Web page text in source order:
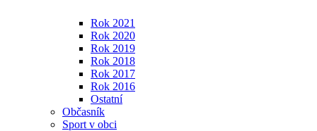
Rok 2021
Rok 2020
Rok 2019
Rok 2018
Rok 2017
Rok 2016
Ostatní
Občasník
Sport v obci